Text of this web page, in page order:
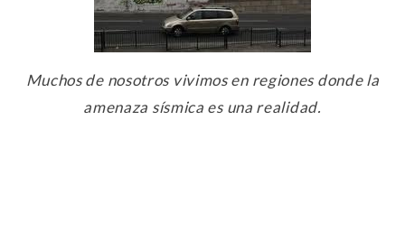
Muchos de nosotros vivimos en regiones donde la
amenaza sísmica es una realidad.